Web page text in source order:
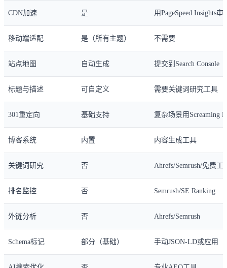
CDN加速 是 用PageSpeed Insights审
移动端适配 是（所有主题） 不需要
站点地图 自动生成 提交到Search Console
标题与描述 可自定义 需要关键词研究工具
301重定向 基础支持 复杂场景用Screaming
博客系统 内置 内容生成工具
关键词研究 否 Ahrefs/Semrush/免费工
排名监控 否 Semrush/SE Ranking
外链分析 否 Ahrefs/Semrush
Schema标记 部分（基础） 手动JSON-LD或应用